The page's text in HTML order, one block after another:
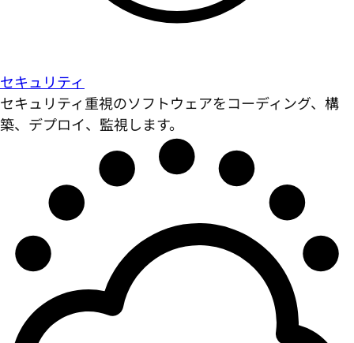
セキュリティ
セキュリティ重視のソフトウェアをコーディング、構
築、デプロイ、監視します。